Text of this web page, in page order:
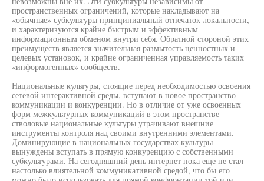
пространственных ограничений, которые накладывают на
«обычные» субкультуры принципиальный отпечаток локальности,
и характеризуются крайне быстрым и эффективным
информационным обменом внутри себя. Обратной стороной этих
преимуществ является значительная размытость ценностных и
целевых установок, и крайне ограниченная управляемость таких
«информогенных» сообществ.
Национальные культуры, стоящие перед необходимостью освоения
сетевой интерактивной среды, вступают в новое пространство
коммуникации и конкуренции. Но в отличие от уже освоенных
форм межкультурных коммуникаций в этом пространстве
стволовые национальные культуры утрачивают внешние
инструменты контроля над своими внутренними элементами.
Доминирующие в национальных государствах культуры
вынуждены вступать в прямую конкуренцию с собственными
субкультурами. На сегодняшний день интернет пока еще не стал
настолько влиятельной коммуникативной средой, что бы его